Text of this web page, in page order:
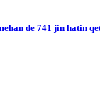
de 741 jin hatin